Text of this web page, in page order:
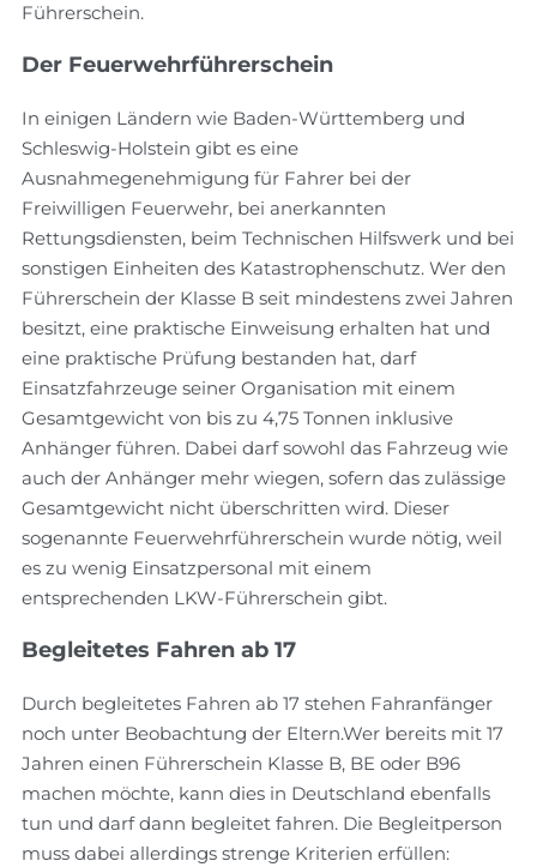
Führerschein.
Der Feuerwehrführerschein
In einigen Ländern wie Baden-Württemberg und
Schleswig-Holstein gibt es eine
Ausnahmegenehmigung für Fahrer bei der
Freiwilligen Feuerwehr, bei anerkannten
Rettungsdiensten, beim Technischen Hilfswerk und bei
sonstigen Einheiten des Katastrophenschutz. Wer den
Führerschein der Klasse B seit mindestens zwei Jahren
besitzt, eine praktische Einweisung erhalten hat und
eine praktische Prüfung bestanden hat, darf
Einsatzfahrzeuge seiner Organisation mit einem
Gesamtgewicht von bis zu 4,75 Tonnen inklusive
Anhänger führen. Dabei darf sowohl das Fahrzeug wie
auch der Anhänger mehr wiegen, sofern das zulässige
Gesamtgewicht nicht überschritten wird. Dieser
sogenannte Feuerwehrführerschein wurde nötig, weil
es zu wenig Einsatzpersonal mit einem
entsprechenden LKW-Führerschein gibt.
Begleitetes Fahren ab 17
Durch begleitetes Fahren ab 17 stehen Fahranfänger
noch unter Beobachtung der Eltern.Wer bereits mit 17
Jahren einen Führerschein Klasse B, BE oder B96
machen möchte, kann dies in Deutschland ebenfalls
tun und darf dann begleitet fahren. Die Begleitperson
muss dabei allerdings strenge Kriterien erfüllen: